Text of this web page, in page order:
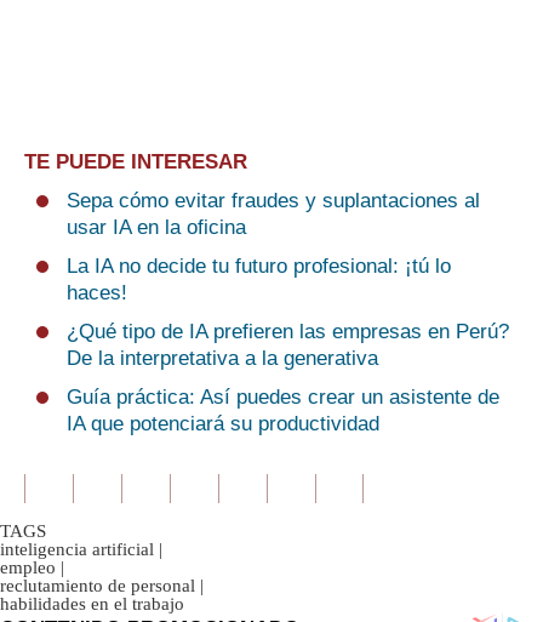
TE PUEDE INTERESAR
Sepa cómo evitar fraudes y suplantaciones al
usar IA en la oficina
La IA no decide tu futuro profesional: ¡tú lo
haces!
¿Qué tipo de IA prefieren las empresas en Perú?
De la interpretativa a la generativa
Guía práctica: Así puedes crear un asistente de
IA que potenciará su productividad
TAGS
inteligencia artificial |
empleo |
reclutamiento de personal |
habilidades en el trabajo